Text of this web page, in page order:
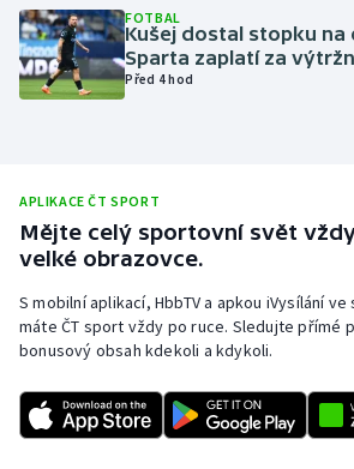
Parasport
Plavání
Rychlostní kanoistika
Short track
FOTBAL
Kušej dostal stopku na
Sparta zaplatí za
Před 4 hod
APLIKACE ČT SPORT
Mějte celý sportovní svět
velké obrazovce.
S mobilní aplikací, HbbTV a apkou iVysílání
máte ČT sport vždy po ruce. Sledujte přímé
bonusový obsah kdekoli a kdykoli.